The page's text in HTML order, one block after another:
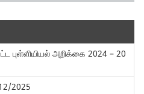
புள்ளியியல் அறிக்கை 2024 – 20
2025